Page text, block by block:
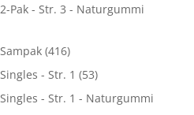
Pak - Str. 3 - Naturgummi
(416)
- Str. 1 (53)
- Str. 1 - Naturgummi